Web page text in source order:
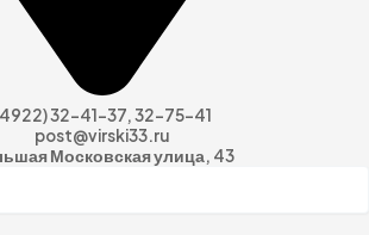
32-41-37, 32-75-41
post@virski33.ru
Московская улица, 43